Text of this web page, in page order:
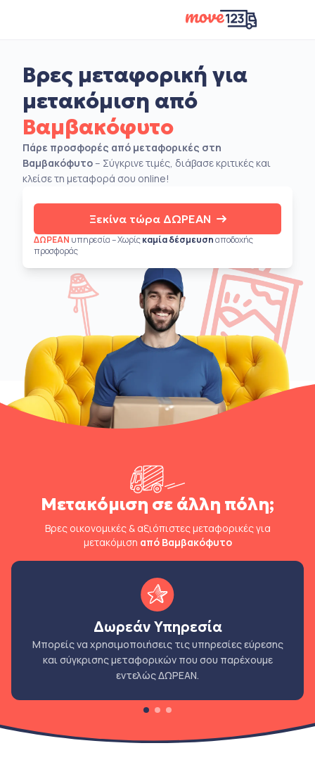
Βρες μεταφορική για
μετακόμιση από
Βαμβακόφυτο
Πάρε προσφορές από μεταφορικές στη
Βαμβακόφυτο – Σύγκρινε τιμές, διάβασε κριτικές και
κλείσε τη μεταφορά σου online!
Ξεκίνα τώρα ΔΩΡΕΑΝ
ΔΩΡΕΑΝ υπηρεσία – Χωρίςκαμία δέσμευσηαποδοχής
προσφοράς
Μετακόμιση σε άλλη πόλη;
Βρες οικονομικές & αξιόπιστες μεταφορικές για
μετακόμιση από Βαμβακόφυτο
Δωρεάν Υπηρεσία
Μπορείς να χρησιμοποιήσεις τις υπηρεσίες εύρεσης
και σύγκρισης μεταφορικών που σου παρέχουμε
εντελώς ΔΩΡΕΑΝ.